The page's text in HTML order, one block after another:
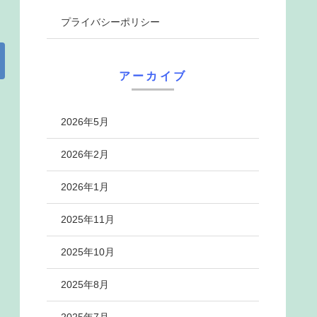
プライバシーポリシー
アーカイブ
2026年5月
2026年2月
2026年1月
2025年11月
2025年10月
2025年8月